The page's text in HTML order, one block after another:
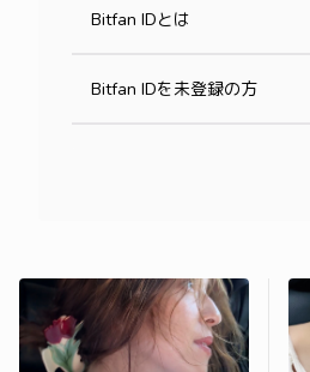
Bitfan IDとは
Bitfan IDを未登録の方